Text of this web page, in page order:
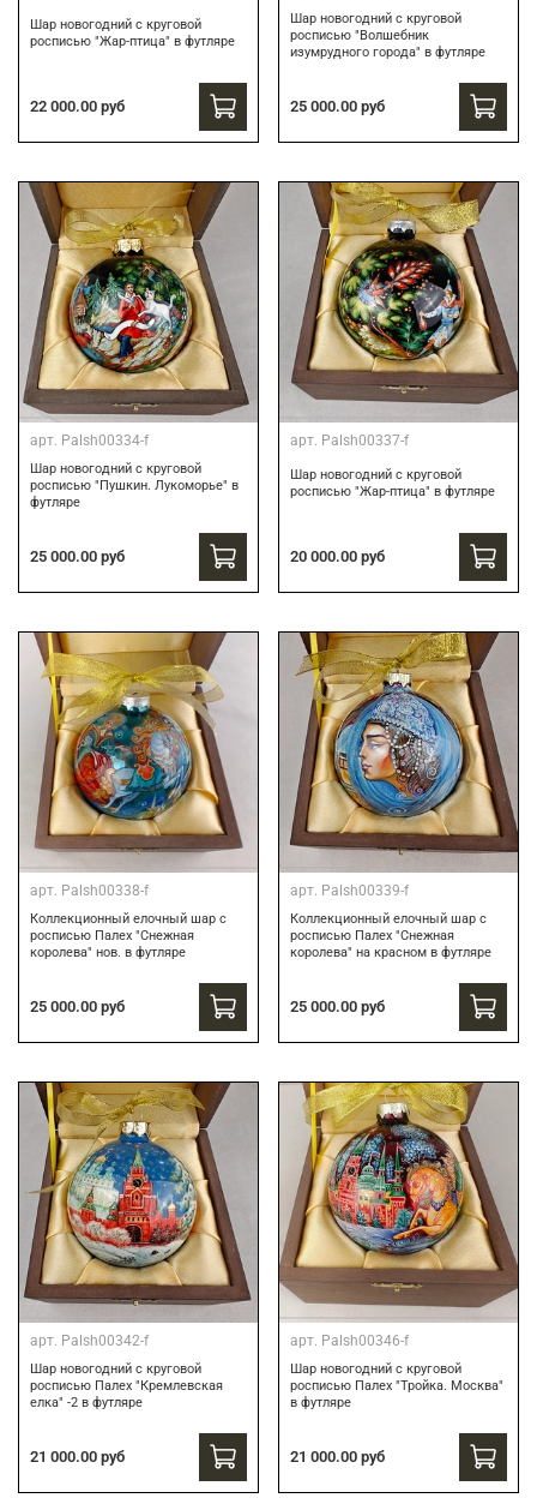
Шар новогодний с круговой
росписью "Жар-птица" в футляре
22 000.00 руб
Шар новогодний с круговой
росписью "Волшебник
изумрудного города" в футляре
25 000.00 руб
арт. Palsh00334-f
Шар новогодний с круговой
росписью "Пушкин. Лукоморье" в
футляре
25 000.00 руб
арт. Palsh00337-f
Шар новогодний с круговой
росписью "Жар-птица" в футляре
20 000.00 руб
арт. Palsh00338-f
Коллекционный елочный шар с
росписью Палех "Снежная
королева" нов. в футляре
25 000.00 руб
арт. Palsh00339-f
Коллекционный елочный шар с
росписью Палех "Снежная
королева" на красном в футляре
25 000.00 руб
арт. Palsh00342-f
Шар новогодний с круговой
росписью Палех "Кремлевская
елка" -2 в футляре
21 000.00 руб
арт. Palsh00346-f
Шар новогодний с круговой
росписью Палех "Тройка. Москва"
в футляре
21 000.00 руб